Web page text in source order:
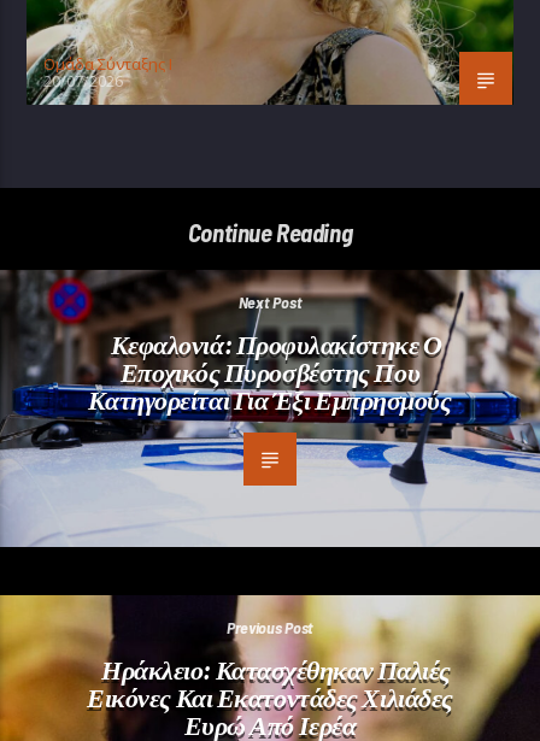
Oμάδα Σύνταξης Ι
20/07/2026
Continue Reading
Next Post
Κεφαλονιά: Προφυλακίστηκε Ο
Εποχικός Πυροσβέστης Που
Κατηγορείται Για Έξι Εμπρησμούς
Previous Post
Ηράκλειο: Κατασχέθηκαν Παλιές
Εικόνες Και Εκατοντάδες Χιλιάδες
Ευρώ Από Ιερέα